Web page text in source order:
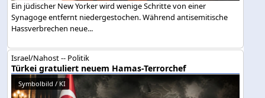
Ein jüdischer New Yorker wird wenige Schritte von einer
Synagoge entfernt niedergestochen. Während antisemitische
Hassverbrechen neue...
Israel/Nahost -- Politik
Türkei gratuliert neuem Hamas-Terrorchef
Symbolbild / KI